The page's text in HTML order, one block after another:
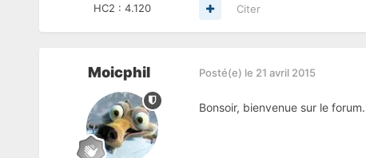
HC2 : 4.120
Citer
Moicphil Posté(e) le 21 avril 2015
Bonsoir, bienvenue sur le forum.